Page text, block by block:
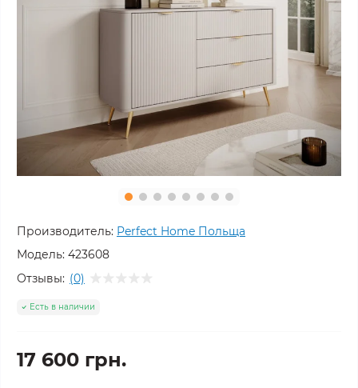
Производитель: Perfect Home Польща
Модель: 423608
Отзывы: (0)
Есть в наличии
17 600 грн.